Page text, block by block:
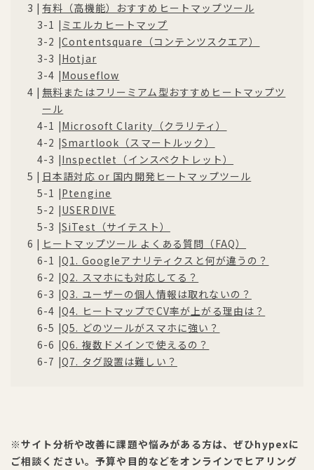
有料（高機能）おすすめヒートマップツール
ミエルカヒートマップ
Contentsquare（コンテンツスクエア）
Hotjar
Mouseflow
無料またはフリーミアム型おすすめヒートマップツ
ール
Microsoft Clarity（クラリティ）
Smartlook（スマートルック）
Inspectlet（インスペクトレット）
日本語対応 or 国内開発ヒートマップツール
Ptengine
USERDIVE
SiTest（サイテスト）
ヒートマップツール よくある質問（FAQ）
Q1. Googleアナリティクスと何が違うの？
Q2. スマホにも対応してる？
Q3. ユーザーの個人情報は取れないの？
Q4. ヒートマップでCV率が上がる理由は？
Q5. どのツールがスマホに強い？
Q6. 複数ドメインで使えるの？
Q7. タグ設置は難しい？
※サイト分析や改善に課題や悩みがある方は、ぜひhypexに
ご相談ください。予算や目的などをオンラインでヒアリング